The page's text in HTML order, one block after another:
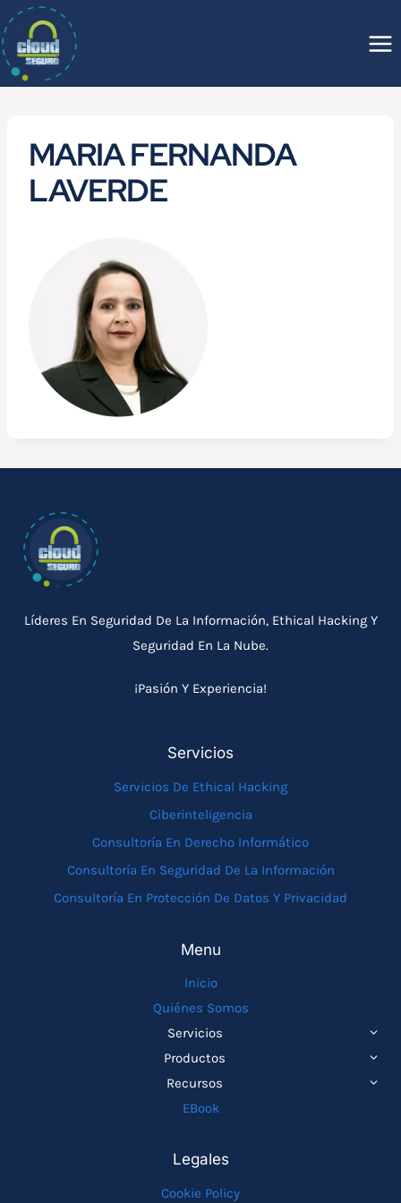
Saltar
al
contenido
MARIA FERNANDA
LAVERDE
Líderes En Seguridad De La Información, Ethical Hacking Y
Seguridad En La Nube.
¡Pasión Y Experiencia!
Servicios
Servicios De Ethical Hacking
Ciberinteligencia
Consultoría En Derecho Informático
Consultoría En Seguridad De La Información
Consultoría En Protección De Datos Y Privacidad
Menu
Inicio
Quiénes Somos
Servicios
HIJO
Productos
HIJO
Recursos
EBook
Legales
Cookie Policy